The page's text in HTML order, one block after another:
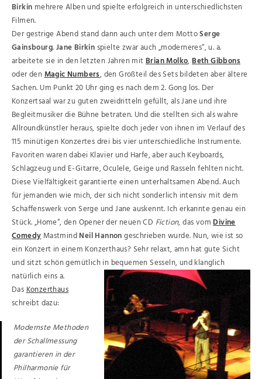
Birkin mehrere Alben und spielte erfolgreich in unterschiedlichsten
Filmen.
Der gestrige Abend stand dann auch unter dem MottoSerge
Gainsbourg.Jane Birkinspielte zwar auch „moderneres“, u. a.
arbeitete sie in den letzten Jahren mitBrian Molko,Beth Gibbons
oder denMagic Numbers, den Großteil des Sets bildeten aber ältere
Sachen. Um Punkt 20 Uhr ging es nach dem 2. Gong los. Der
Konzertsaal war zu guten zweidritteln gefüllt, als Jane und ihre
Begleitmusiker die Bühne betraten. Und die stellten sich als wahre
Allroundkünstler heraus, spielte doch jeder von ihnen im Verlauf des
115 minütigen Konzertes drei bis vier unterschiedliche Instrumente.
Favoriten waren dabei Klavier und Harfe, aber auch Keyboards,
Schlagzeug und E-Gitarre, Oculele, Geige und Rasseln fehlten nicht.
Diese Vielfältigkeit garantierte einen unterhaltsamen Abend. Auch
für jemanden wie mich, der sich nicht sonderlich intensiv mit dem
Schaffenswerk von Serge und Jane auskennt. Ich erkannte genau ein
Stück. „Home“, den Opener der neuen CD Fiction, das vomDivine
ComedyMastmindNeil Hannongeschrieben wurde. Nun, wie ist so
ein Konzert in einem Konzerthaus? Sehr relaxt, amn hat gute Sicht
und sitzt schön gemütlich in bequemen Sesseln, und klanglich
natürlich eins a.
DasKonzerthaus
schreibt dazu:
Modernste Methoden
der Schallmessung
garantieren in der
Philharmonie für